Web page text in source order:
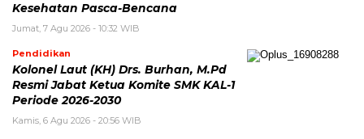
Kesehatan Pasca-Bencana
Jumat, 7 Agu 2026 - 10:32 WIB
Pendidikan
Kolonel Laut (KH) Drs. Burhan, M.Pd
Resmi Jabat Ketua Komite SMK KAL-1
Periode 2026-2030
Kamis, 6 Agu 2026 - 20:56 WIB